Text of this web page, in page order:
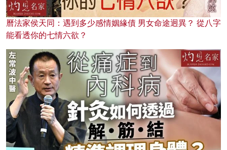
曆法家侯天同：遇到多少感情姻緣債 男女命途迥異？ 從八字
能看透你的七情六欲？